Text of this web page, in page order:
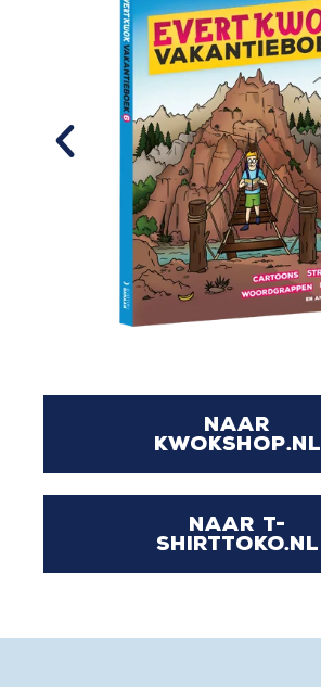
naar
kwokshop.nl
naar t-
shirttoko.nl